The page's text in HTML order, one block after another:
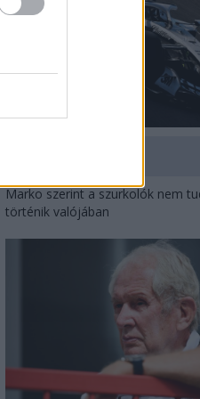
Marko szerint a szurkolók nem
történik valójában